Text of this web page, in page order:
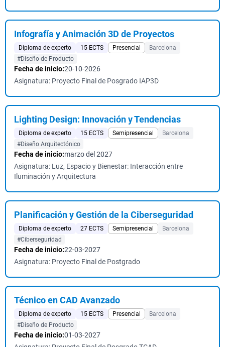
Infografía y Animación 3D de Proyectos
Diploma de experto 15 ECTS Presencial
Barcelona
#Diseño de Producto
Fecha de inicio:20-10-2026
Asignatura: Proyecto Final de Posgrado IAP3D
Lighting Design: Innovación y Tendencias
Diploma de experto 15 ECTS Semipresencial
Barcelona
#Diseño Arquitectónico
Fecha de inicio:marzo del 2027
Asignatura: Luz, Espacio y Bienestar: Interacción entre
Iluminación y Arquitectura
Planificación y Gestión de la Ciberseguridad
Diploma de experto 27 ECTS Semipresencial
Barcelona
#Ciberseguridad
Fecha de inicio:22-03-2027
Asignatura: Proyecto Final de Postgrado
Técnico en CAD Avanzado
Diploma de experto 15 ECTS Presencial
Barcelona
#Diseño de Producto
Fecha de inicio:01-03-2027